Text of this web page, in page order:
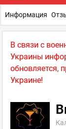
В связи с
Украины
обновляется,
Украине!
Информация